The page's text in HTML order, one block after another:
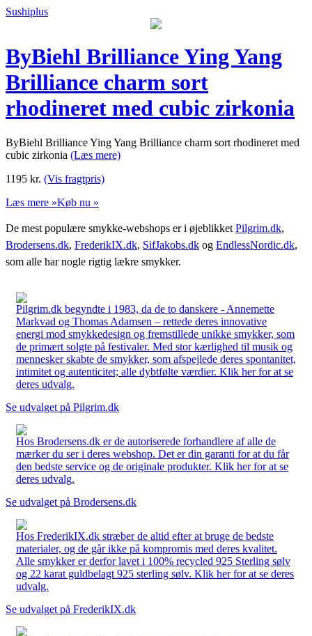
Sushiplus
ByBiehl Brilliance Ying Yang
Brilliance charm sort
rhodineret med cubic zirkonia
ByBiehl Brilliance Ying Yang Brilliance charm sort rhodineret med
cubic zirkonia (Læs mere)
1195 kr. (Vis fragtpris)
Læs mere »Køb nu »
De mest populære smykke-webshops er i øjeblikket Pilgrim.dk,
Brodersens.dk, FrederikIX.dk, SifJakobs.dk og EndlessNordic.dk,
som alle har nogle rigtig lækre smykker.
Pilgrim.dk begyndte i 1983, da de to danskere - Annemette
Markvad og Thomas Adamsen – rettede deres innovative
energi mod smykkedesign og fremstillede unikke smykker, som
de primært solgte på festivaler. Med stor kærlighed til musik og
mennesker skabte de smykker, som afspejlede deres spontanitet,
intimitet og autenticitet; alle dybtfølte værdier. Klik her for at se
deres udvalg.
Se udvalget på Pilgrim.dk
Hos Brodersens.dk er de autoriserede forhandlere af alle de
mærker du ser i deres webshop. Det er din garanti for at du får
den bedste service og de originale produkter. Klik her for at se
deres udvalg.
Se udvalget på Brodersens.dk
Hos FrederikIX.dk stræber de altid efter at bruge de bedste
materialer, og de går ikke på kompromis med deres kvalitet.
Alle smykker er derfor lavet i 100% recycled 925 Sterling sølv
og 22 karat guldbelagt 925 sterling sølv. Klik her for at se deres
udvalg.
Se udvalget på FrederikIX.dk